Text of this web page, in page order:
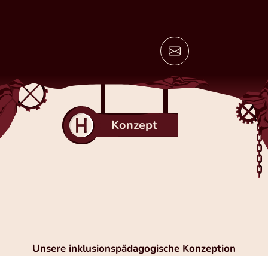
Konzept
Unsere inklusionspädagogische Konzeption